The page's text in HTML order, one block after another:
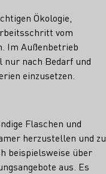
Ökologie,
vom
Im Außenbetrieb
nur nach Bedarf und
einzusetzen.
Flaschen und
herzustellen und zu
beispielsweise über
aus. Es